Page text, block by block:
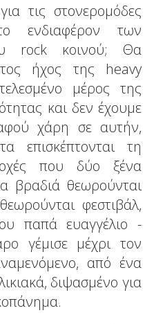
τις στονερομόδες
ενδιαφέρον των
rock κοινού; Θα
ήχος της heavy
μέρος της
και δεν έχουμε
χάρη σε αυτήν,
επισκέπτονται τη
που δύο ξένα
βραδιά θεωρούνται
φεστιβάλ,
παπά ευαγγέλιο -
γέμισε μέχρι τον
από ένα
διψασμένο για